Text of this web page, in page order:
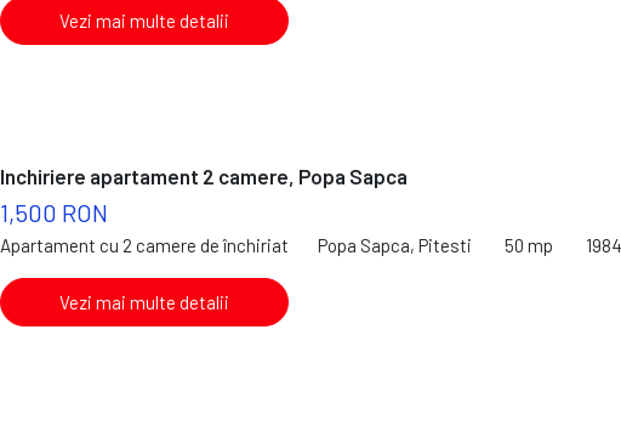
Vezi mai multe detalii
Inchiriere apartament 2 camere, Popa Sapca
1,500 RON
Apartament cu 2 camere de închiriat Popa Sapca, Pitesti 50 mp 1984
Vezi mai multe detalii